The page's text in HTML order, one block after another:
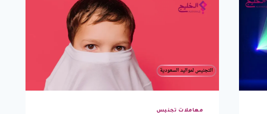
معاملات تجنيس